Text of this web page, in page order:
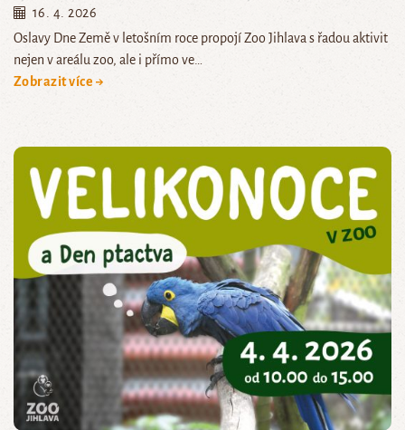
16. 4. 2026
Oslavy Dne Země v letošním roce propojí Zoo Jihlava s řadou aktivit
nejen v areálu zoo, ale i přímo ve…
Zobrazit více →